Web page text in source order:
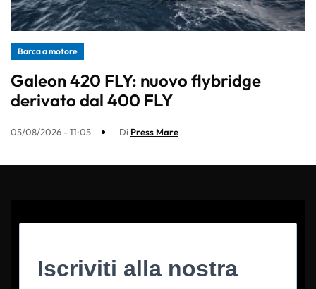
Barca a motore
Galeon 420 FLY: nuovo flybridge
derivato dal 400 FLY
05/08/2026 - 11:05 Di Press Mare
Iscriviti alla nostra